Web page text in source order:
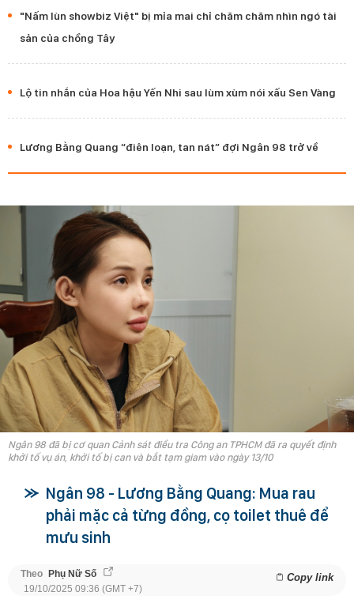
"Nấm lùn showbiz Việt" bị mỉa mai chỉ chăm chăm nhìn ngó tài
sản của chồng Tây
Lộ tin nhắn của Hoa hậu Yến Nhi sau lùm xùm nói xấu Sen Vàng
Lương Bằng Quang “điên loạn, tan nát” đợi Ngân 98 trở về
Ngân 98 đã bị cơ quan Cảnh sát điều tra Công an TPHCM đã ra quyết định
khởi tố vụ án, khởi tố bị can và bắt tạm giam vào ngày 13/10
Ngân 98 - Lương Bằng Quang: Mua rau
phải mặc cả từng đồng, cọ toilet thuê để
mưu sinh
Theo Phụ Nữ Số Copy link
19/10/2025 09:36 (GMT +7)